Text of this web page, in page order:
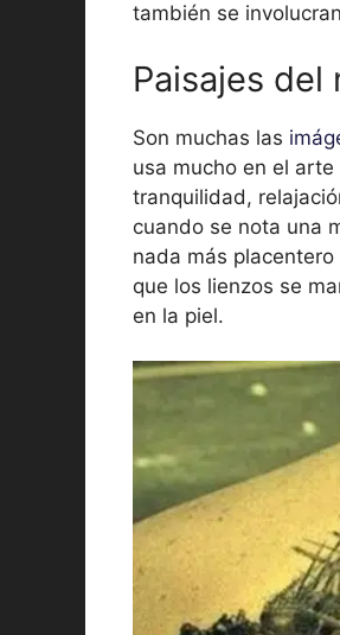
también se
Paisajes del
Son muchas las
usa mucho en el
tranquilidad,
cuando se nota una
nada más
que los lienzos se
en la piel.